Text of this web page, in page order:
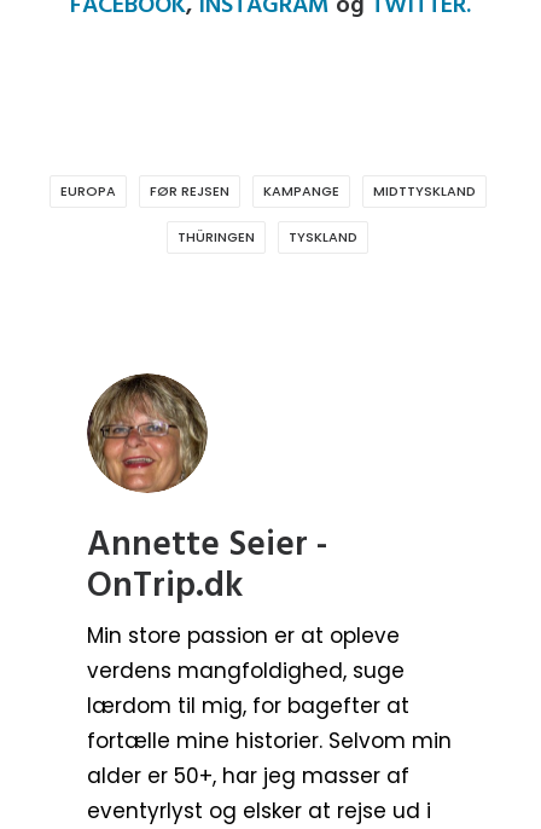
EUROPA FØR REJSEN KAMPANGE MIDTTYSKLAND
THÜRINGEN TYSKLAND
Annette Seier -
OnTrip.dk
Min store passion er at opleve
verdens mangfoldighed, suge
lærdom til mig, for bagefter at
fortælle mine historier. Selvom min
alder er 50+, har jeg masser af
eventyrlyst og elsker at rejse ud i